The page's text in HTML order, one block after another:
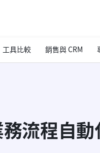
工具比較 銷售與 CRM
流程自